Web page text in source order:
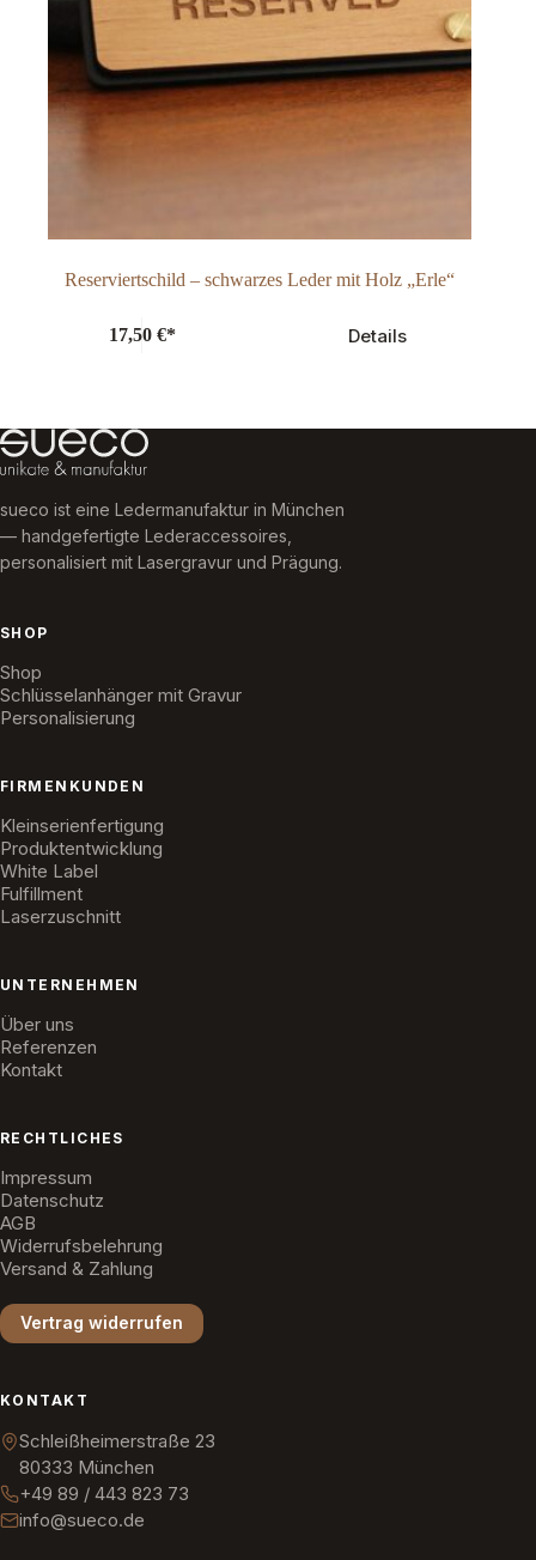
Reserviertschild – schwarzes Leder mit Holz „Erle“
17,50 €* Details
sueco ist eine Ledermanufaktur in München
— handgefertigte Lederaccessoires,
personalisiert mit Lasergravur und Prägung.
SHOP
Shop
Schlüsselanhänger mit Gravur
Personalisierung
FIRMENKUNDEN
Kleinserienfertigung
Produktentwicklung
White Label
Fulfillment
Laserzuschnitt
UNTERNEHMEN
Über uns
Referenzen
Kontakt
RECHTLICHES
Impressum
Datenschutz
AGB
Widerrufsbelehrung
Versand & Zahlung
Vertrag widerrufen
KONTAKT
Schleißheimerstraße 23
80333 München
+49 89 / 443 823 73
info@sueco.de